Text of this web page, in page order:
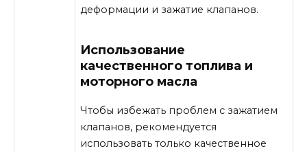
деформации и зажатие клапанов.
Использование
качественного топлива и
моторного масла
Чтобы избежать проблем с зажатием
клапанов, рекомендуется
использовать только качественное